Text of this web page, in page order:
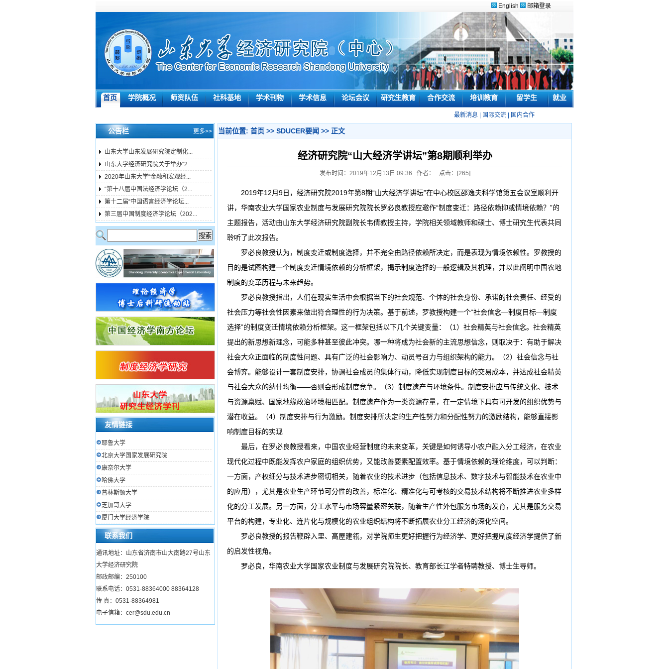
English 邮箱登录
首页 学院概况 师资队伍 社科基地 学术刊物 学术信息 论坛会议 研究生教育 合作交流 培训教育 留学生 就业
最新消息 国际交流 国内合作
公告栏 更多>>
山东大学山东发展研究院定制化...
山东大学经济研究院关于举办“2...
2020年山东大学“金融和宏观经...
“第十八届中国法经济学论坛（2...
第十二届“中国语言经济学论坛...
第三届中国制度经济学论坛（202...
友情链接
耶鲁大学
北京大学国家发展研究院
康奈尔大学
哈佛大学
普林斯顿大学
芝加哥大学
厦门大学经济学院
联系我们
通讯地址：山东省济南市山大南路27号山东
大学经济研究院
邮政邮编：250100
联系电话：0531-88364000 88364128
传 真：0531-88364981
电子信箱：cer@sdu.edu.cn
当前位置: 首页 >> SDUCER要闻 >> 正文
经济研究院“山大经济学讲坛”第8期顺利举办
发布时间：2019年12月13日 09:36 作者： 点击：[265]
2019年12月9日，经济研究院2019年第8期“山大经济学讲坛”在中心校区邵逸夫科学馆第五会议室顺利开
讲， 华南农业大学国家农业制度与发展研究院院长罗必良教授应邀作“制度变迁：路径依赖抑或情境依赖？ ”的
主题报告，活动由山东大学经济研究院副院长韦倩教授主持，学院相关领域教师和硕士、博士研究生代表共同
聆听了此次报告。
罗必良教授认为，制度变迁或制度选择，并不完全由路径依赖所决定，而是表现为情境依赖性。罗教授的
目的是试图构建一个制度变迁情境依赖的分析框架，揭示制度选择的一般逻辑及其机理，并以此阐明中国农地
制度的变革历程与未来趋势。
罗必良教授指出，人们在现实生活中会根据当下的社会规范、个体的社会身份、承诺的社会责任、经受的
社会压力等社会性因素来做出符合理性的行为决策。基于前述，罗教授构建一个“社会信念—制度目标—制度
选择”的制度变迁情境依赖分析框架。这一框架包括以下几个关键变量：（1）社会精英与社会信念。社会精英
提出的新思想新理念，可能多种甚至彼此冲突。哪一种将成为社会新的主流思想信念，则取决于：有助于解决
社会大众正面临的制度性问题、具有广泛的社会影响力、动员号召力与组织架构的能力。（2）社会信念与社
会博弈。能够设计一套制度安排，协调社会成员的集体行动，降低实现制度目标的交易成本，并达成社会精英
与社会大众的纳什均衡——否则会形成制度竞争。（3）制度遗产与环境条件。制度安排应与传统文化、技术
与资源禀赋、国家地缘政治环境相匹配。制度遗产作为一类资源存量，在一定情境下具有可开发的组织优势与
潜在收益。（4）制度安排与行为激励。制度安排所决定的生产性努力和分配性努力的激励结构，能够直接影
响制度目标的实现
最后，在罗必良教授看来，中国农业经营制度的未来变革，关键是如何诱导小农户融入分工经济，在农业
现代化过程中既能发挥农户家庭的组织优势，又能改善要素配置效率。基于情境依赖的理论维度，可以判断：
一方面，产权细分与技术进步密切相关，随着农业的技术进步（包括信息技术、数字技术与智能技术在农业中
的应用），尤其是农业生产环节可分性的改善，标准化、精准化与可考核的交易技术结构将不断推进农业多样
化的分工发展。另一方面，分工水平与市场容量紧密关联，随着生产性外包服务市场的发育，尤其是服务交易
平台的构建，专业化、连片化与规模化的农业组织结构将不断拓展农业分工经济的深化空间。
罗必良教授的报告鞭辟入里、高屋建瓴，对学院师生更好把握行为经济学、更好把握制度经济学提供了新
的启发性视角。
罗必良，华南农业大学国家农业制度与发展研究院院长、教育部长江学者特聘教授、博士生导师。